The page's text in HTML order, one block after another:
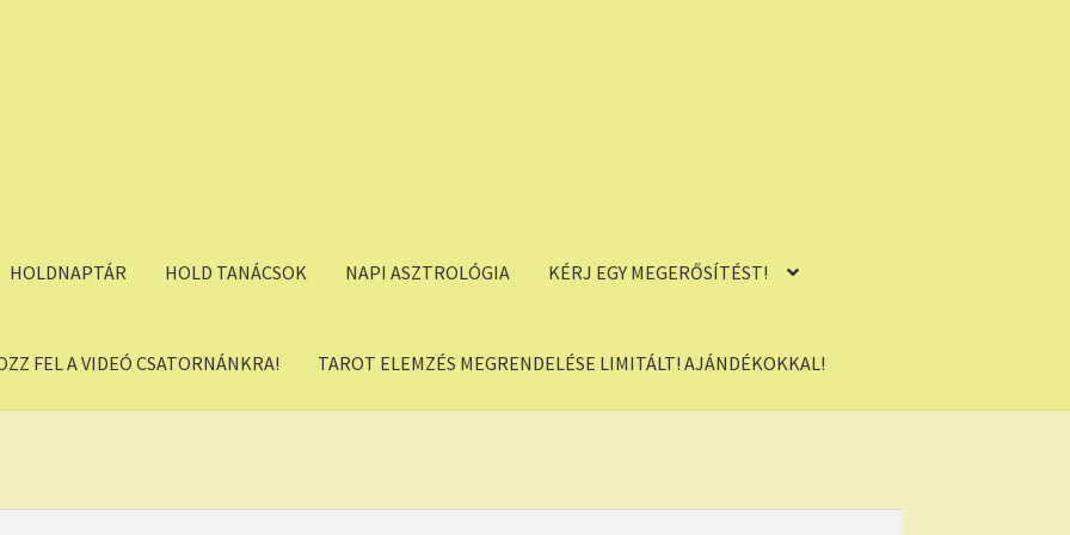
HOLDNAPTÁR HOLD TANÁCSOK NAPI ASZTROLÓGIA KÉRJ EGY MEGERŐSÍTÉST!
FEL A VIDEÓ CSATORNÁNKRA! TAROT ELEMZÉS MEGRENDELÉSE LIMITÁLT! AJÁNDÉKOKKAL!